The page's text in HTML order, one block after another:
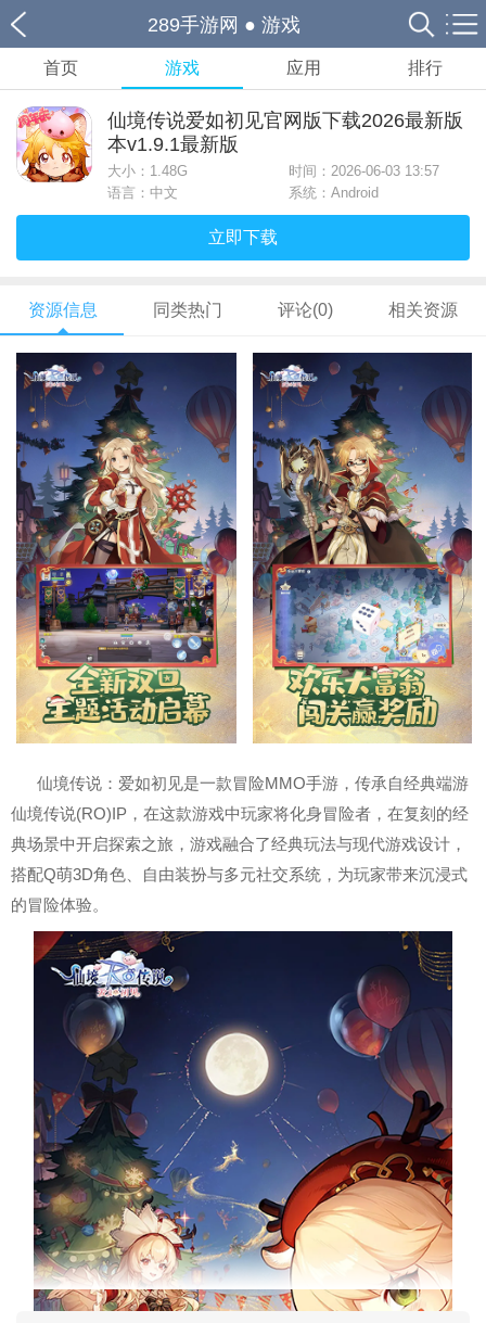
289手游网 ● 游戏
首页 游戏 应用 排行
仙境传说爱如初见官网版下载2026最新版
本v1.9.1最新版
大小： 1.48G
时间：2026-06-03 13:57
语言：中文
系统：Android
立即下载
资源信息 同类热门 评论(0) 相关资源
仙境传说：爱如初见是一款冒险MMO手游，传承自经典端游
仙境传说(RO)IP，在这款游戏中玩家将化身冒险者，在复刻的经
典场景中开启探索之旅，游戏融合了经典玩法与现代游戏设计，
搭配Q萌3D角色、自由装扮与多元社交系统，为玩家带来沉浸式
的冒险体验。